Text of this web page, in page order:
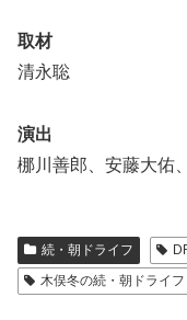
取材
清永聡
演出
梛川善郎、安藤大佑
続・朝ドライフ
木俣冬の続・朝ドライフ